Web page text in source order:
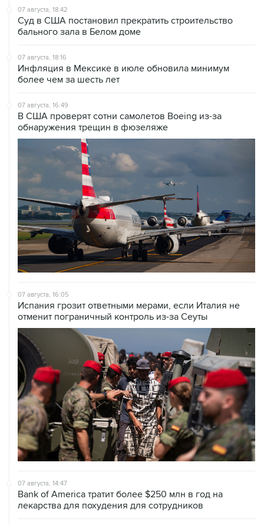
07 августа, 18:42
Суд в США постановил прекратить строительство
бального зала в Белом доме
07 августа, 18:16
Инфляция в Мексике в июле обновила минимум
более чем за шесть лет
07 августа, 16:49
В США проверят сотни самолетов Boeing из-за
обнаружения трещин в фюзеляже
07 августа, 16:05
Испания грозит ответными мерами, если Италия не
отменит пограничный контроль из-за Сеуты
07 августа, 14:47
Bank of America тратит более $250 млн в год на
лекарства для похудения для сотрудников